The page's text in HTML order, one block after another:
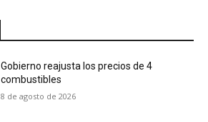
Gobierno reajusta los precios de 4
combustibles
8 de agosto de 2026